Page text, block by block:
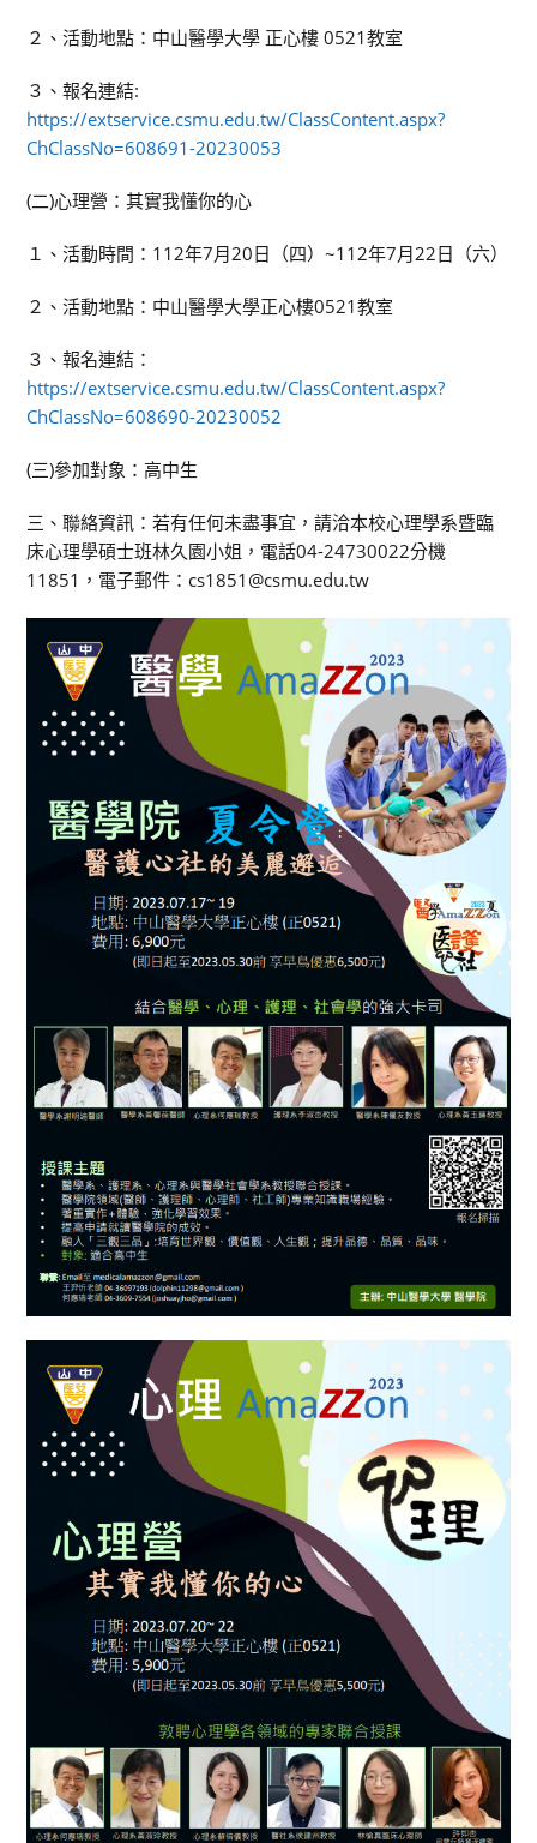
２、活動地點：中山醫學大學 正心樓 0521教室
３、報名連結:
https://extservice.csmu.edu.tw/ClassContent.aspx?
ChClassNo=608691-20230053
(二)心理營：其實我懂你的心
１、活動時間：112年7月20日（四）~112年7月22日（六）
２、活動地點：中山醫學大學正心樓0521教室
３、報名連結：
https://extservice.csmu.edu.tw/ClassContent.aspx?
ChClassNo=608690-20230052
(三)參加對象：高中生
三、聯絡資訊：若有任何未盡事宜，請洽本校心理學系暨臨
床心理學碩士班林久園小姐，電話04-24730022分機
11851，電子郵件：cs1851@csmu.edu.tw